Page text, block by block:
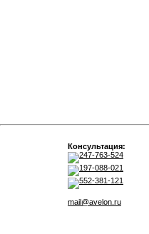
Консультация:
247-763-524
197-088-021
552-381-121
mail@avelon.ru